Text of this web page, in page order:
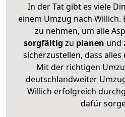
In der Tat gibt es viele
einem Umzug nach Willich.
zu nehmen, um alle
sorgfältig zu planen und
sicherzustellen, dass
Mit der richtigen
deutschlandweiter
Willich erfolgreich
dafür